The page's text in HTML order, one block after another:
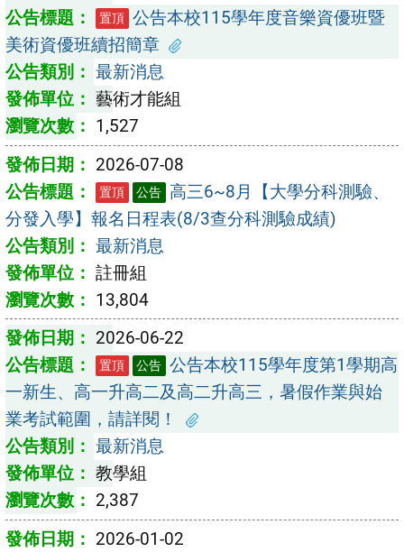
置頂 公告本校115學年度音樂資優班暨
美術資優班續招簡章
最新消息
藝術才能組
1,527
2026-07-08
置頂 公告 高三6~8月【大學分科測驗、
分發入學】報名日程表(8/3查分科測驗成績)
最新消息
註冊組
13,804
2026-06-22
置頂 公告 公告本校115學年度第1學期高
一新生、高一升高二及高二升高三，暑假作業與始
業考試範圍，請詳閱！
最新消息
教學組
2,387
2026-01-02